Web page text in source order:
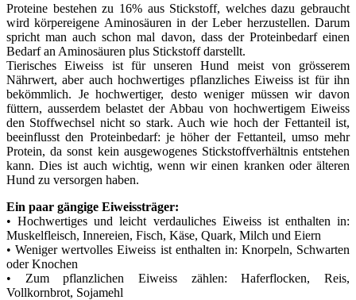
Proteine bestehen zu 16% aus Stickstoff, welches dazu gebraucht
wird körpereigene Aminosäuren in der Leber herzustellen. Darum
spricht man auch schon mal davon, dass der Proteinbedarf einen
Bedarf an Aminosäuren plus Stickstoff darstellt.
Tierisches Eiweiss ist für unseren Hund meist von grösserem
Nährwert, aber auch hochwertiges pflanzliches Eiweiss ist für ihn
bekömmlich. Je hochwertiger, desto weniger müssen wir davon
füttern, ausserdem belastet der Abbau von hochwertigem Eiweiss
den Stoffwechsel nicht so stark. Auch wie hoch der Fettanteil ist,
beeinflusst den Proteinbedarf: je höher der Fettanteil, umso mehr
Protein, da sonst kein ausgewogenes Stickstoffverhältnis entstehen
kann. Dies ist auch wichtig, wenn wir einen kranken oder älteren
Hund zu versorgen haben.
Ein paar gängige Eiweissträger:
• Hochwertiges und leicht verdauliches Eiweiss ist enthalten in:
Muskelfleisch, Innereien, Fisch, Käse, Quark, Milch und Eiern
• Weniger wertvolles Eiweiss ist enthalten in: Knorpeln, Schwarten
oder Knochen
• Zum pflanzlichen Eiweiss zählen: Haferflocken, Reis,
Vollkornbrot, Sojamehl